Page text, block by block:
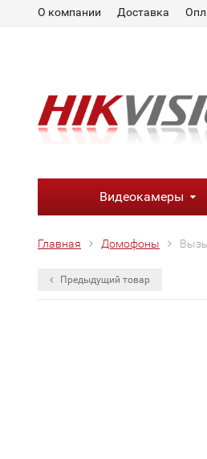
О компании Доставка
Видеокамеры
Главная Домофоны
Предыдущий товар